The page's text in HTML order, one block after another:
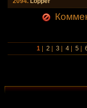
1 |2 |3 |4 |5 |